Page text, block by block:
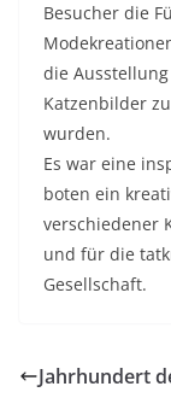
Besucher die
die
Katzenbilder
wurden.
Es war eine
boten ein
verschiedener
und für die
Gesellschaft.
Jahrhundert